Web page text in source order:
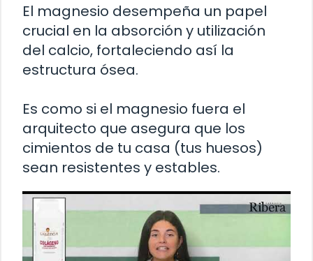
El magnesio desempeña un papel
crucial en la absorción y utilización
del calcio, fortaleciendo así la
estructura ósea.
Es como si el magnesio fuera el
arquitecto que asegura que los
cimientos de tu casa (tus huesos)
sean resistentes y estables.